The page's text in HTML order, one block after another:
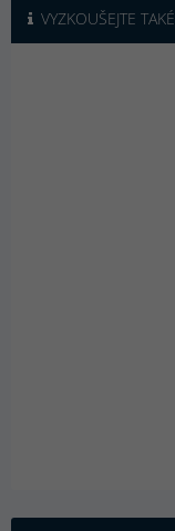
VYZKOUŠEJTE TAKÉ